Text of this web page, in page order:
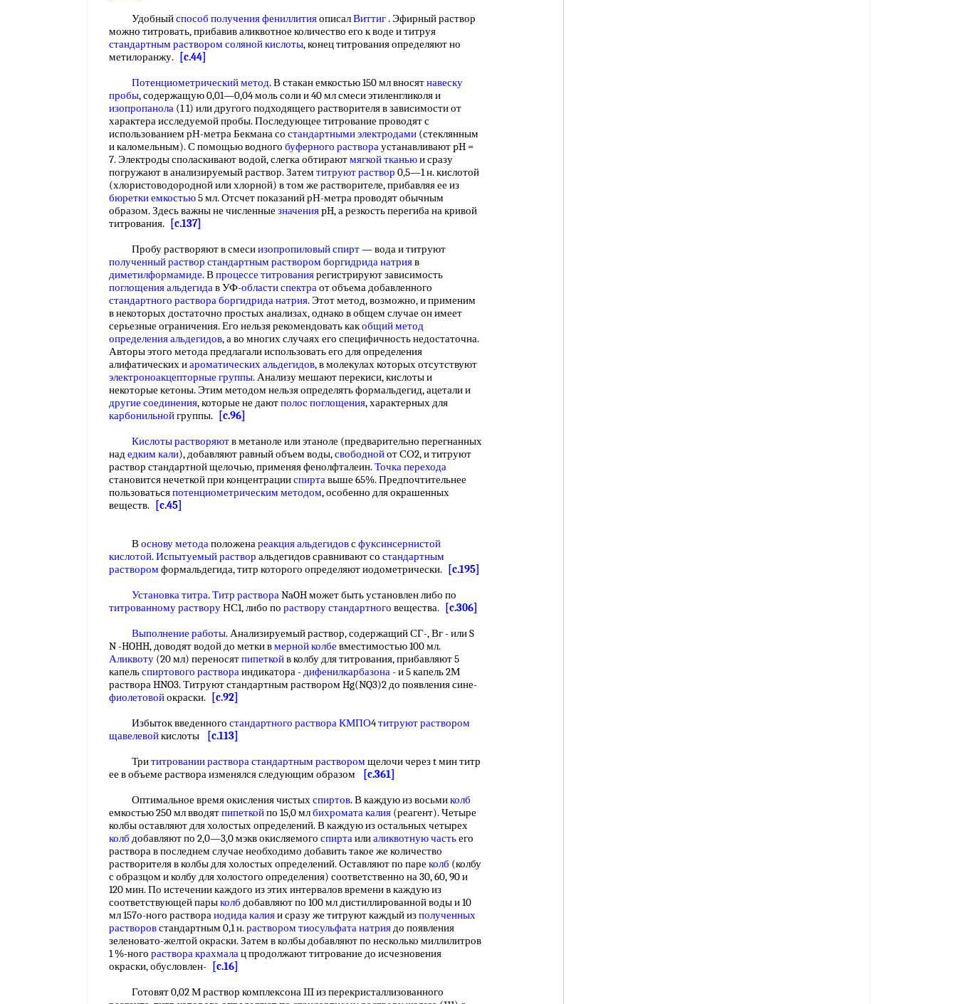
Удобныйспособ полученияфениллитияописалВиттиг. Эфирный раствор
можно титровать, прибавив аликвотное количество его к воде и титруя
стандартным раствором соляной кислоты, конец титрования определяют но
метилоранжу.
[c.44]
Потенциометрический метод. В стакан емкостью 150 мл вносятнавеску
пробы, содержащую 0,01—0,04 моль соли и 40 мл смеси этиленгликоля и
изопропанола (1 1) или другого подходящего растворителя в зависимости от
характера исследуемой пробы. Последующее титрование проводят с
использованием рН-метра Бекмана со стандартными электродами (стеклянным
и каломельным). С помощью водного буферного раствораустанавливают pH =
7. Электроды споласкивают водой, слегка обтираютмягкой тканьюи сразу
погружают в анализируемый раствор. Затем титруют раствор 0,5—1 н. кислотой
(хлористоводородной или хлорной) в том же растворителе, прибавляя ее из
бюретки емкостью5 мл. Отсчет показаний рН-метра проводят обычным
образом. Здесь важны не численные значенияpH, а резкость перегиба на кривой
титрования.
[c.137]
Пробу растворяют в смесиизопропиловый спирт— вода и титруют
полученныйраствор стандартным раствором боргидрида натрияв
диметилформамиде. Впроцессе титрованиярегистрируют зависимость
поглощения альдегидав УФ-области спектраот объема добавленного
стандартного раствораборгидрида натрия. Этот метод, возможно, и применим
в некоторых достаточно простых анализах, однако в общем случае он имеет
серьезные ограничения. Его нельзя рекомендовать какобщий метод
определения альдегидов, а во многих случаях его специфичность недостаточна.
Авторы этого метода предлагали использовать его для определения
алифатических иароматических альдегидов, в молекулах которых отсутствуют
электроноакцепторные группы. Анализу мешают перекиси, кислоты и
некоторые кетоны. Этим методом нельзя определять формальдегид, ацетали и
другие соединения, которые не даютполос поглощения, характерных для
карбонильнойгруппы.
[c.96]
Кислоты растворяютв метаноле или этаноле (предварительно перегнанных
надедким кали), добавляют равный объем воды,свободнойот СО2, и титруют
раствор стандартной щелочью, применяя фенолфталеин.Точка перехода
становится нечеткой при концентрацииспиртавыше 65%. Предпочтительнее
пользоватьсяпотенциометрическим методом, особенно для окрашенных
веществ.
[c.45]
Воснову методаположенареакция альдегидовсфуксинсернистой
кислотой.Испытуемый раствор альдегидов сравнивают со стандартным
раствором формальдегида, титр которого определяют иодометрически.
[c.195]
Установка титра.Титр раствораNaOH может быть установлен либо по
титрованному растворуНС1, либо по раствору стандартного вещества.
[c.306]
Выполнение работы. Анализируемый раствор, содержащий СГ-, Вг - или S
N -HOHH, доводят водой до метки вмерной колбе вместимостью 100 мл.
Аликвоту (20 мл) переносятпипеткойв колбу для титрования, прибавляют 5
капельспиртового раствораиндикатора -дифенилкарбазона- и 5 капель 2М
раствора HNO3. Титруют стандартным раствором Hg(NQ3)2 до появления сине-
фиолетовойокраски.
[c.92]
Избыток введенного стандартного раствораКМПО4титруют раствором
щавелевойкислоты
[c.113]
Трититровании раствора стандартным раствором щелочи через t мин титр
ее в объеме раствора изменялся следующим образом
[c.361]
Оптимальное время окисления чистыхспиртов. В каждую из восьмиколб
емкостью 250 мл вводятпипеткойпо 15,0 млбихромата калия (реагент). Четыре
колбы оставляют для холостых определений. В каждую из остальных четырех
колб добавляют по 2,0—3,0 мэкв окисляемого спиртаилиаликвотную частьего
раствора в последнем случае необходимо добавить такое же количество
растворителя в колбы для холостых определений. Оставляют по паре колб (колбу
с образцом и колбу для холостого определения) соответственно на 30, 60, 90 и
120 мин. По истечении каждого из этих интервалов времени в каждую из
соответствующей парыколб добавляют по 100 мл дистиллированной воды и 10
мл 157о-ного раствораиодида калияи сразу же титруют каждый изполученных
растворовстандартным 0,1 н.раствором тиосульфата натриядо появления
зеленовато-желтой окраски. Затем в колбы добавляют по несколько миллилитров
1 %-ного раствора крахмалац продолжают титрование до исчезновения
окраски, обусловлен-
[c.16]
Готовят 0,02 М раствор комплексона III из перекристаллизованного